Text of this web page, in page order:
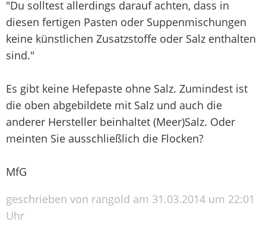
"Du solltest allerdings darauf achten, dass in
diesen fertigen Pasten oder Suppenmischungen
keine künstlichen Zusatzstoffe oder Salz enthalten
sind."
Es gibt keine Hefepaste ohne Salz. Zumindest ist
die oben abgebildete mit Salz und auch die
anderer Hersteller beinhaltet (Meer)Salz. Oder
meinten Sie ausschließlich die Flocken?
MfG
geschrieben von rangold am 31.03.2014 um 22:01
Uhr